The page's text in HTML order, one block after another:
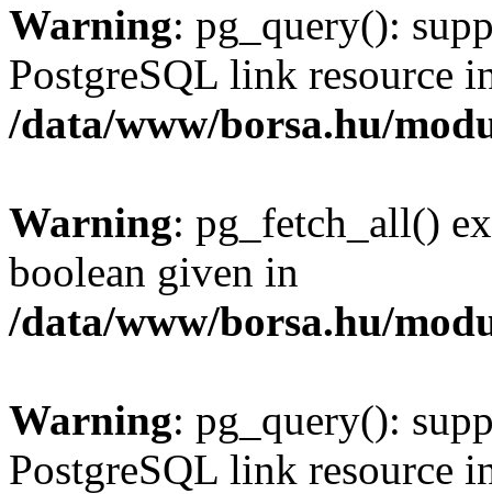
Warning: pg_query():
PostgreSQL link resource
/data/www/borsa.hu/
Warning: pg_fetch_all()
boolean given in
/data/www/borsa.hu/
Warning: pg_query():
PostgreSQL link resource